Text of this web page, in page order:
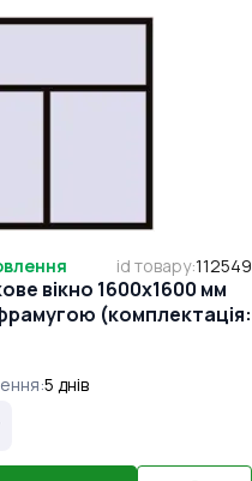
id товару:112549
вікно 1600x1600 мм
(комплектація:
:5 днів